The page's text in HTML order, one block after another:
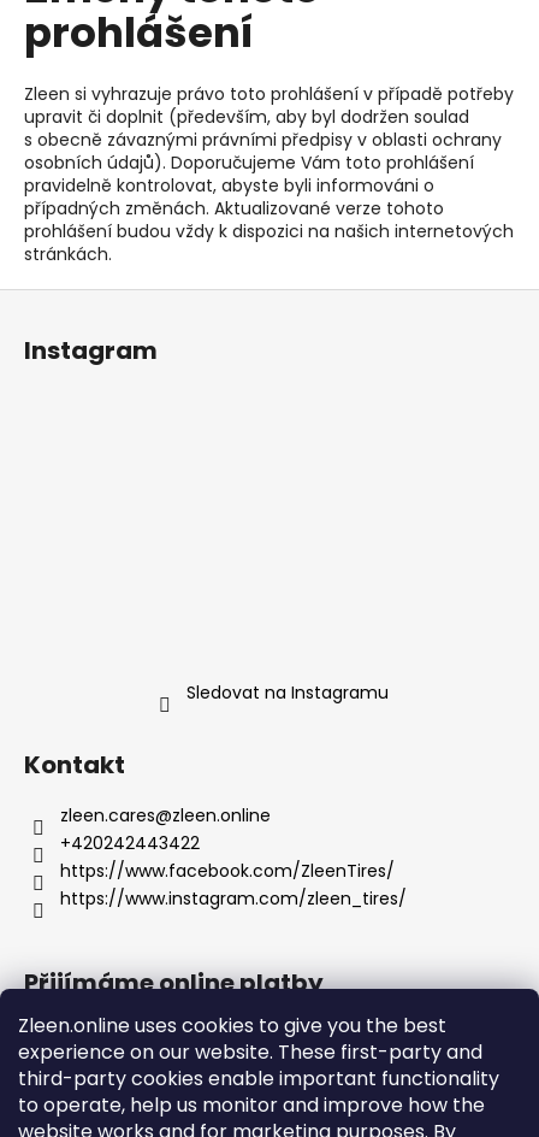
Zleen.online uses cookies to give you the best
experience on our website. These first-party and
third-party cookies enable important functionality
to operate, help us monitor and improve how the
prohlášení
Zleen si vyhrazuje právo toto prohlášení v případě potřeby
upravit či doplnit (především, aby byl dodržen soulad
s obecně závaznými právními předpisy v oblasti ochrany
osobních údajů). Doporučujeme Vám toto prohlášení
pravidelně kontrolovat, abyste byli informováni o
případných změnách. Aktualizované verze tohoto
prohlášení budou vždy k dispozici na našich internetových
stránkách.
Z
Instagram
Sledovat na Instagramu
Kontakt
zleen.cares@zleen.online
+420242443422
https://www.facebook.com/ZleenTires/
https://www.instagram.com/zleen_tires/
Přijímáme online platby